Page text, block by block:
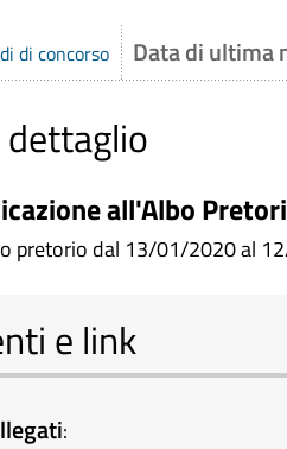
di concorso Data di ultima
dettaglio
all'Albo
pretorio dal 13/01/2020 al
e link
: